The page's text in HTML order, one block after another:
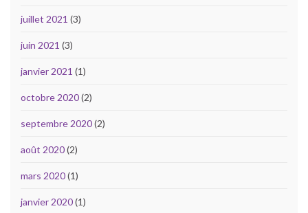
juillet 2021 (3)
juin 2021 (3)
janvier 2021 (1)
octobre 2020(2)
septembre 2020(2)
août 2020(2)
mars 2020(1)
janvier 2020(1)